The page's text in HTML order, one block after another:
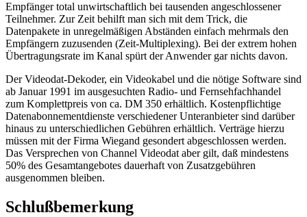
Empfänger total unwirtschaftlich bei tausenden angeschlossener
Teilnehmer. Zur Zeit behilft man sich mit dem Trick, die
Datenpakete in unregelmäßigen Abständen einfach mehrmals den
Empfängern zuzusenden (Zeit-Multiplexing). Bei der extrem hohen
Übertragungsrate im Kanal spürt der Anwender gar nichts davon.
Der Videodat-Dekoder, ein Videokabel und die nötige Software sind
ab Januar 1991 im ausgesuchten Radio- und Fernsehfachhandel
zum Komplettpreis von ca. DM 350 erhältlich. Kostenpflichtige
Datenabonnementdienste verschiedener Unteranbieter sind darüber
hinaus zu unterschiedlichen Gebühren erhältlich. Verträge hierzu
müssen mit der Firma Wiegand gesondert abgeschlossen werden.
Das Versprechen von Channel Videodat aber gilt, daß mindestens
50% des Gesamtangebotes dauerhaft von Zusatzgebühren
ausgenommen bleiben.
Schlußbemerkung